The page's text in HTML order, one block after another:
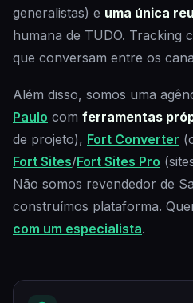
generalistas) e uma única
humana de TUDO. Tracking
que conversam entre os
Além disso, somos uma
Paulo com ferramentas
de projeto), Fort Converter
Fort Sites/Fort Sites Pro
Não somos revendedor de
construímos plataforma.
com um especialista.